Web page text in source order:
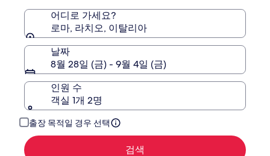
한
자
세
한
보
를
해
주
어디로 가세요?
로마, 라치오, 이탈리아
날짜
8월 28일 (금) - 9월 4일 (금)
인원 수
객실 1개 2명
출장 목적일 경우 선택
검색